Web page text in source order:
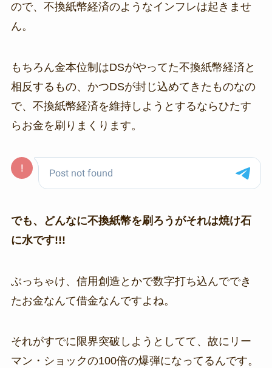
ので、不換紙幣経済のようなインフレは起きませ
ん。
もちろん金本位制はDSがやってた不換紙幣経済と
相反するもの、かつDSが封じ込めてきたものなの
で、不換紙幣経済を維持しようとするならひたす
らお金を刷りまくります。
でも、どんなに不換紙幣を刷ろうがそれは焼け石
に水です!!!
ぶっちゃけ、信用創造とかで数字打ち込んででき
たお金なんて借金なんですよね。
それがすでに限界突破しようとしてて、故にリー
マン・ショックの100倍の爆弾になってるんです。